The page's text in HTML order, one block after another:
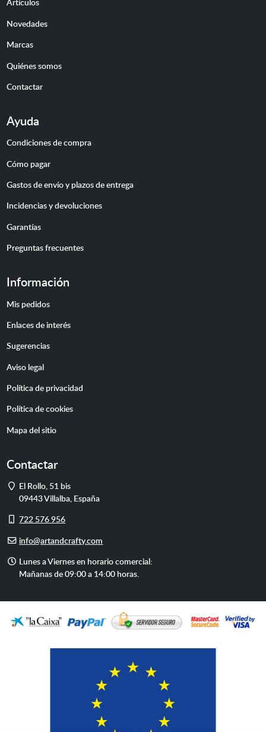
Novedades
Marcas
Quiénes somos
Contactar
Ayuda
Condiciones de compra
Cómo pagar
Gastos de envío y plazos de entrega
Incidencias y devoluciones
Garantías
Preguntas frecuentes
Información
Mis pedidos
Enlaces de interés
Sugerencias
Aviso legal
Política de privacidad
Política de cookies
Mapa del sitio
Contactar
Dirección
El Rollo, 51 bis
09443Villalba, España
Móvil
722 576 956
E-info@artandcrafty.com
Horario
de
Lunes a Viernes en horario comercial:
Mañanas de 09:00 a 14:00 horas.